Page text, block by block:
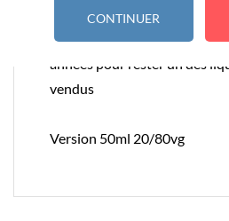
CONTINUER
Le Pinkman a su se faire sa
années pour rester un des
vendus
Version 50ml 20/80vg